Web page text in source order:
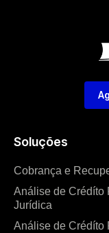
Soluções
Cobrança e
Análise de Crédíto
Jurídica
Análise de Crédíto